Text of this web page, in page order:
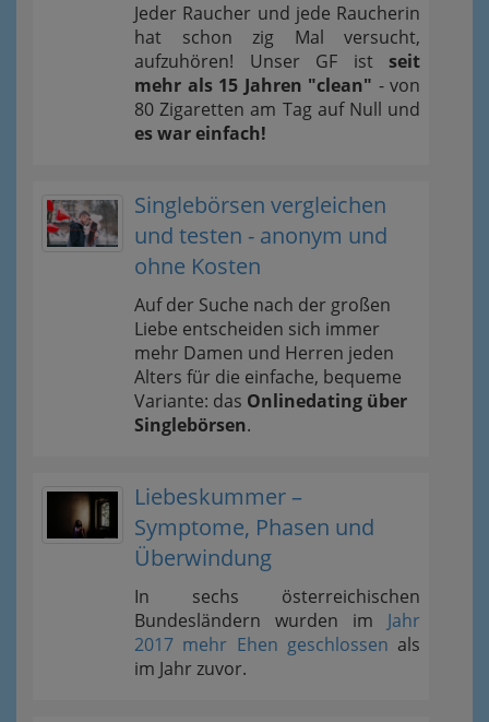
Jeder Raucher und jede Raucherin
hat schon zig Mal versucht,
aufzuhören! Unser GF ist seit
mehr als 15 Jahren "clean" - von
80 Zigaretten am Tag auf Null und
es war einfach!
Singlebörsen vergleichen
und testen - anonym und
ohne Kosten
Auf der Suche nach der großen
Liebe entscheiden sich immer
mehr Damen und Herren jeden
Alters für die einfache, bequeme
Variante: das Onlinedating über
Singlebörsen.
Liebeskummer –
Symptome, Phasen und
Überwindung
In sechs österreichischen
Bundesländern wurden im Jahr
2017 mehr Ehen geschlossen als
im Jahr zuvor.